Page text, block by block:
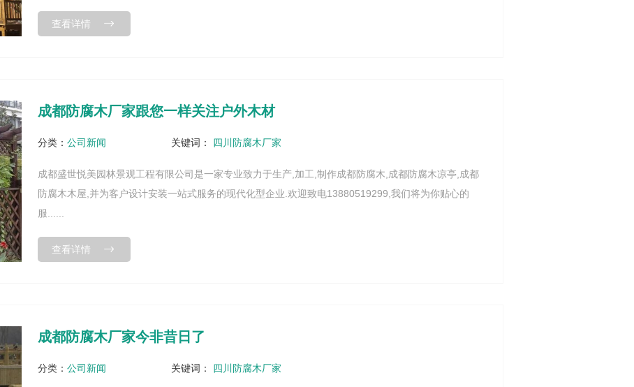
查看详情
成都防腐木厂家跟您一样关注户外木材
分类：公司新闻 关键词： 四川防腐木厂家
成都盛世悦美园林景观工程有限公司是一家专业致力于生产,加工,制作成都防腐木,成都防腐木凉亭,成都
防腐木木屋,并为客户设计安装一站式服务的现代化型企业.欢迎致电13880519299,我们将为你贴心的
服......
查看详情
成都防腐木厂家今非昔日了
分类：公司新闻 关键词： 四川防腐木厂家